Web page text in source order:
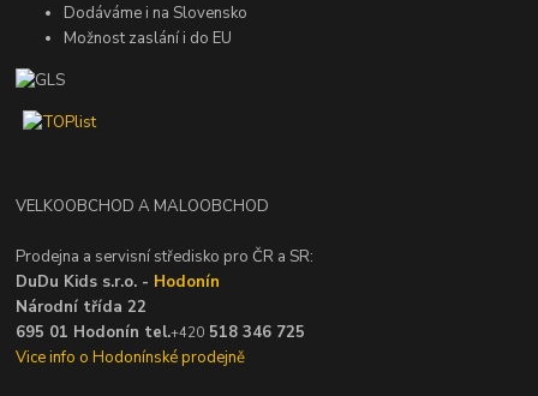
Dodáváme i na Slovensko
Možnost zaslání i do EU
VELKOOBCHOD A MALOOBCHOD
Prodejna a servisní středisko pro ČR a SR:
DuDu Kids s.r.o. - Hodonín
Národní třída 22
695 01 Hodonín tel.+420 518 346 725
Vice info o Hodonínské prodejně